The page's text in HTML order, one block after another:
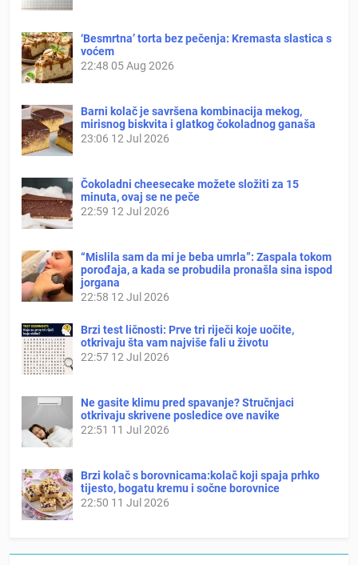
‘Besmrtna’ torta bez pečenja: Kremasta slastica s
voćem
22:48 05 Aug 2026
Barni kolač je savršena kombinacija mekog,
mirisnog biskvita i glatkog čokoladnog ganaša
23:06 12 Jul 2026
Čokoladni cheesecake možete složiti za 15
minuta, ovaj se ne peče
22:59 12 Jul 2026
“Mislila sam da mi je beba umrla”: Zaspala tokom
porođaja, a kada se probudila pronašla sina ispod
jorgana
22:58 12 Jul 2026
Brzi test ličnosti: Prve tri riječi koje uočite,
otkrivaju šta vam najviše fali u životu
22:57 12 Jul 2026
Ne gasite klimu pred spavanje? Stručnjaci
otkrivaju skrivene posledice ove navike
22:51 11 Jul 2026
Brzi kolač s borovnicama:kolač koji spaja prhko
tijesto, bogatu kremu i sočne borovnice
22:50 11 Jul 2026